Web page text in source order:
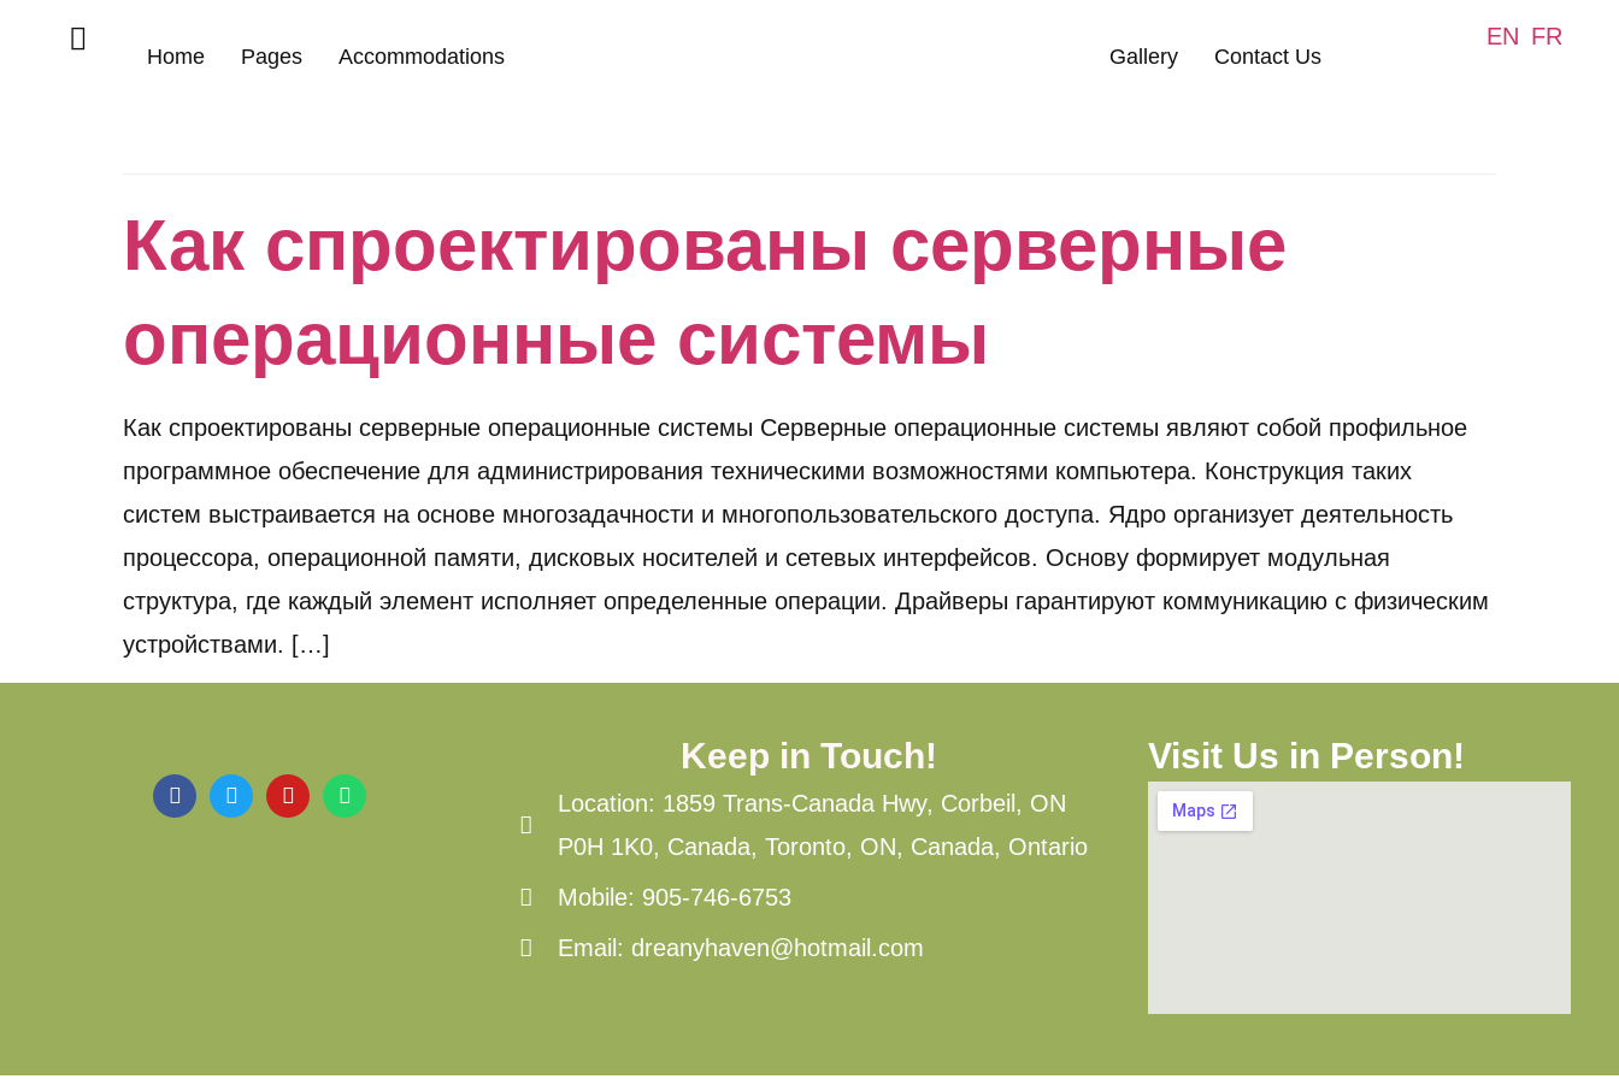
Home Pages Accommodations Gallery Contact Us
EN FR
Как спроектированы серверные
операционные системы
Как спроектированы серверные операционные системы Серверные операционные системы являют собой профильное
программное обеспечение для администрирования техническими возможностями компьютера. Конструкция таких
систем выстраивается на основе многозадачности и многопользовательского доступа. Ядро организует деятельность
процессора, операционной памяти, дисковых носителей и сетевых интерфейсов. Основу формирует модульная
структура, где каждый элемент исполняет определенные операции. Драйверы гарантируют коммуникацию с физическим
устройствами. […]
Keep in Touch!
Location: 1859 Trans-Canada Hwy, Corbeil, ON
P0H 1K0, Canada, Toronto, ON, Canada, Ontario
Mobile: 905-746-6753
Email: dreanyhaven@hotmail.com
Visit Us in Person!